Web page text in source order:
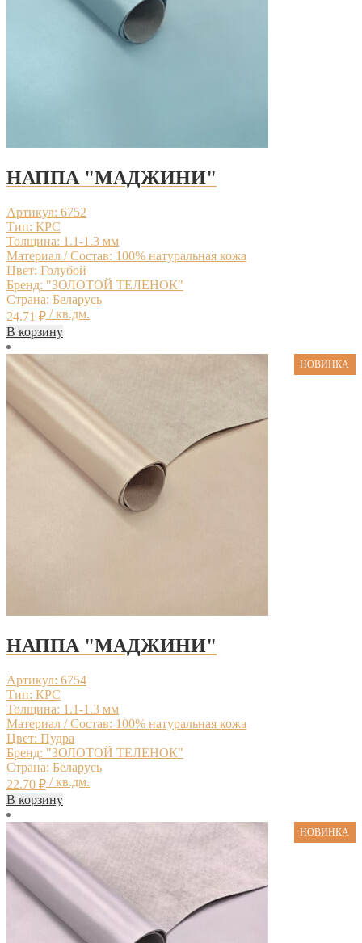
НАППА "МАДЖИНИ"
Артикул: 6752
Тип: КРС
Толщина: 1.1-1.3 мм
Материал / Состав: 100% натуральная кожа
Цвет: Голубой
Бренд: "ЗОЛОТОЙ ТЕЛЕНОК"
Страна: Беларусь
24.71 ₽ / кв.дм.
В корзину
НОВИНКА
НАППА "МАДЖИНИ"
Артикул: 6754
Тип: КРС
Толщина: 1.1-1.3 мм
Материал / Состав: 100% натуральная кожа
Цвет: Пудра
Бренд: "ЗОЛОТОЙ ТЕЛЕНОК"
Страна: Беларусь
22.70 ₽ / кв.дм.
В корзину
НОВИНКА